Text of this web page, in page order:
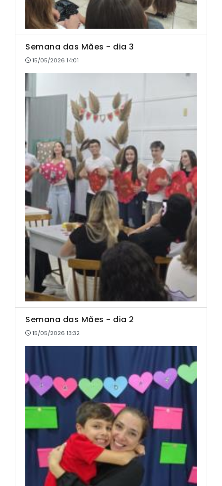
Semana das Mães - dia 3
15/05/2026 14:01
Semana das Mães - dia 2
15/05/2026 13:32